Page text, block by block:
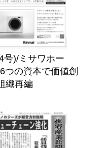
号)/ミサワホー
つの資本で価値創
織再編